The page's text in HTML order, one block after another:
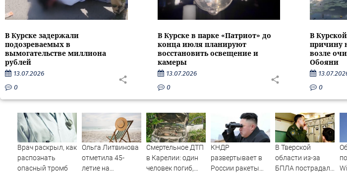
В Курске задержали
подозреваемых в
вымогательстве миллиона
рублей
13.07.2026
0
В Курске в парке «Патриот» до
конца июля планируют
восстановить освещение и
камеры
13.07.2026
0
В
причину
возле
Обояни
0
Врач раскрыл, как
распознать
опасный тромб
Ольга Литвинова
отметила 45-
летие на
Смертельное ДТП
в Карелии: один
человек погиб,
КНДР
развертывает в
России ракеты
В Тверской
области из-за
БПЛА пострадал